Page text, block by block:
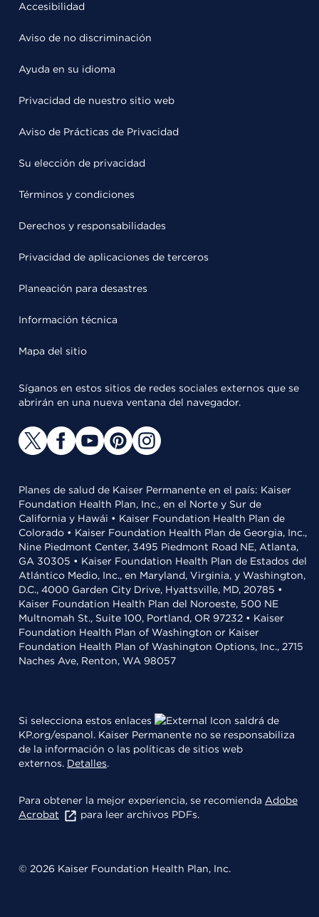
Accesibilidad
Aviso de no discriminación
Ayuda en su idioma
Privacidad de nuestro sitio web
Aviso de Prácticas de Privacidad
Su elección de privacidad
Términos y condiciones
Derechos y responsabilidades
Privacidad de aplicaciones de terceros
Planeación para desastres
Información técnica
Mapa del sitio
Síganos en estos sitios de redes sociales externos que se
abrirán en una nueva ventana del navegador.
Planes de salud de Kaiser Permanente en el país: Kaiser
Foundation Health Plan, Inc., en el Norte y Sur de
California y Hawái • Kaiser Foundation Health Plan de
Colorado • Kaiser Foundation Health Plan de Georgia, Inc.,
Nine Piedmont Center, 3495 Piedmont Road NE, Atlanta,
GA 30305 • Kaiser Foundation Health Plan de Estados del
Atlántico Medio, Inc., en Maryland, Virginia, y Washington,
D.C., 4000 Garden City Drive, Hyattsville, MD, 20785 •
Kaiser Foundation Health Plan del Noroeste, 500 NE
Multnomah St., Suite 100, Portland, OR 97232 • Kaiser
Foundation Health Plan of Washington or Kaiser
Foundation Health Plan of Washington Options, Inc., 2715
Naches Ave, Renton, WA 98057
Si selecciona estos enlaces
saldrá de
KP.org/espanol. Kaiser Permanente no se responsabiliza
de la información o las políticas de sitios web
externos. Detalles.
Para obtener la mejor experiencia, se recomienda Adobe
Acrobat
para leer archivos PDFs.
© 2026 Kaiser Foundation Health Plan, Inc.